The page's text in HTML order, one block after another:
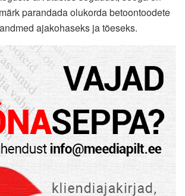
parandada olukorda betoontoodete
ajakohaseks ja tõeseks.